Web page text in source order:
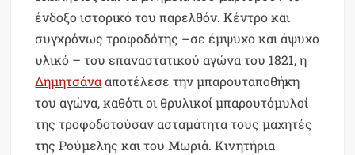
ένδοξο ιστορικό του παρελθόν. Κέντρο και
συγχρόνως τροφοδότης –σε έμψυχο και άψυχο
υλικό – του επαναστατικού αγώνα του 1821, η
Δημητσάνααποτέλεσε την μπαρουταποθήκη
του αγώνα, καθότι οι θρυλικοί μπαρουτόμυλοί
της τροφοδοτούσαν ασταμάτητα τους μαχητές
της Ρούμελης και του Μωριά. Κινητήρια